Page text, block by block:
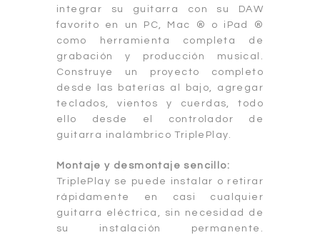
integrar su guitarra con su DAW
favorito en un PC, Mac ® o iPad ®
como herramienta completa de
grabación y producción musical.
Construye un proyecto completo
desde las baterías al bajo, agregar
teclados, vientos y cuerdas, todo
ello desde el controlador de
guitarra inalámbrico TriplePlay.
Montaje y desmontaje sencillo:
TriplePlay se puede instalar o retirar
rápidamente en casi cualquier
guitarra eléctrica, sin necesidad de
su instalación permanente.